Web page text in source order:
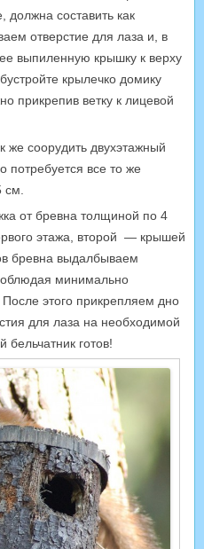
должна составить как
отверстие для лаза и, в
выпиленную крышку к верху
крылечко домику
прикрепив ветку к лицевой
же соорудить двухэтажный
потребуется все то же
см.
от бревна толщиной по 4
этажа, второй — крышей
бревна выдалбываем
минимально
этого прикрепляем дно
для лаза на необходимой
готов!